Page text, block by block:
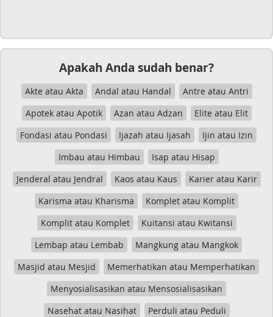
Apakah Anda sudah benar?
Akte atau Akta Andal atau Handal
Antre atau Antri
Apotek atau Apotik
Azan atau Adzan
Elite atau Elit
Fondasi atau Pondasi
Ijazah atau Ijasah
Ijin atau Izin
Imbau atau Himbau
Isap atau Hisap
Jenderal atau Jendral
Kaos atau Kaus
Karier atau Karir
Karisma atau Kharisma
Komplet atau Komplit
Komplit atau Komplet
Kuitansi atau Kwitansi
Lembap atau Lembab
Mangkung atau Mangkok
Masjid atau Mesjid
Memerhatikan atau Memperhatikan
Menyosialisasikan atau Mensosialisasikan
Nasehat atau Nasihat
Perduli atau Peduli